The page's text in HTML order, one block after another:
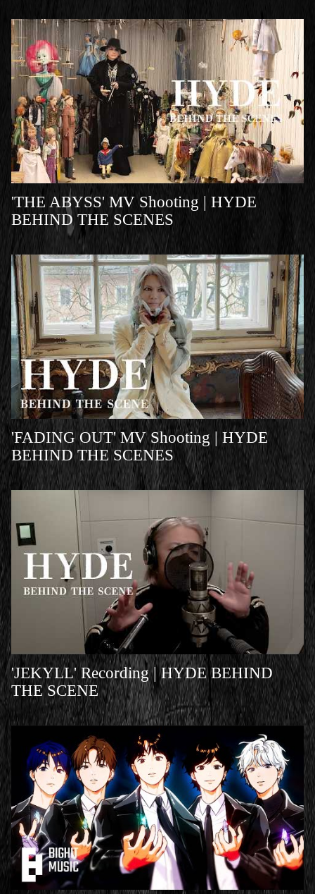
'THE ABYSS' MV Shooting | HYDE
BEHIND THE SCENES
'FADING OUT' MV Shooting | HYDE
BEHIND THE SCENES
'JEKYLL' Recording | HYDE BEHIND
THE SCENE